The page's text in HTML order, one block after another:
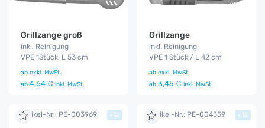
Grillzange groß
inkl. Reinigung
VPE 1Stück, L 53 cm
ab exkl. MwSt.
ab 4,64 € inkl. MwSt.
Grillzange
inkl. Reinigung
VPE 1 Stück / L 42 cm
ab exkl. MwSt.
ab 3,45 € inkl. MwSt.
Artikel-Nr.: PE-003969 + Artikel-Nr.: PE-004359 +